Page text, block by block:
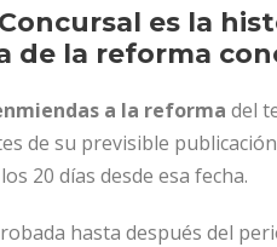
es la
la reforma
a la reforma del
de su previsible
20 días desde esa fecha.
hasta después del